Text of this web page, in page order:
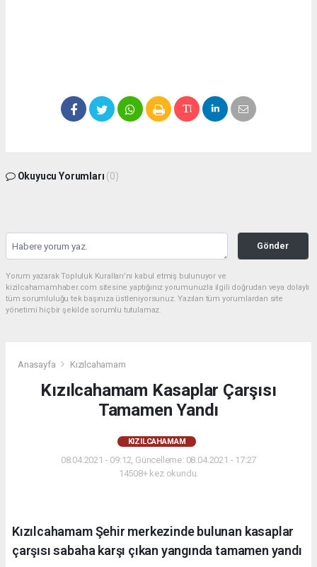
Okuyucu Yorumları (0)
Gönder
Yorum yazarak Topluluk Kuralları’nı kabul etmiş bulunuyor ve
kizilcahamamhaber.com sitesine yaptığınız yorumunuzla ilgili doğrudan veya dolaylı
tüm sorumluluğu tek başınıza üstleniyorsunuz. Yazılan tüm yorumlardan site
yönetimi hiçbir şekilde sorumlu tutulamaz.
Anasayfa Kızılcahamam
Kızılcahamam Kasaplar Çarşısı
Tamamen Yandı
KIZILCAHAMAM
08.04.2021 - 09:12, Güncelleme: 08.04.2021 - 17:27
14508+ kez okundu.
Kızılcahamam Şehir merkezinde bulunan kasaplar
çarşısı sabaha karşı çıkan yangında tamamen yandı